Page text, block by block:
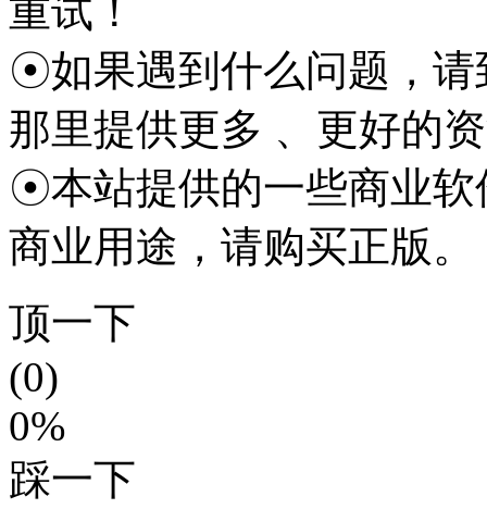
重试！
☉如果遇到什么问题，请
那里提供更多 、更好的
☉本站提供的一些商业软
商业用途，请购买正版。
顶一下
(0)
0%
踩一下